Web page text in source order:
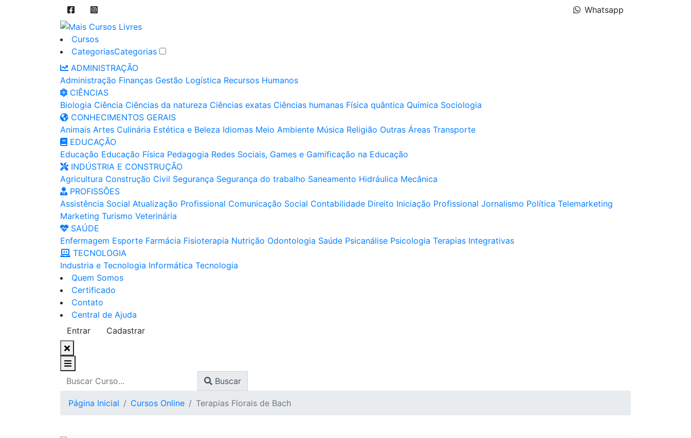
Whatsapp
Cursos
CategoriasCategorias
ADMINISTRAÇÃO
Administração Finanças Gestão Logística Recursos Humanos
CIÊNCIAS
Biologia Ciência Ciências da natureza Ciências exatas Ciências humanas Física quântica Química Sociologia
CONHECIMENTOS GERAIS
Animais Artes Culinária Estética e Beleza Idiomas Meio Ambiente Música Religião Outras Áreas Transporte
EDUCAÇÃO
Educação Educação Física Pedagogia Redes Sociais, Games e Gamificação na Educação
INDÚSTRIA E CONSTRUÇÃO
Agricultura Construção Civil Segurança Segurança do trabalho Saneamento Hidráulica Mecânica
PROFISSÕES
Assistência Social Atualização Profissional Comunicação Social Contabilidade Direito Iniciação Profissional Jornalismo Política Telemarketing
Marketing Turismo Veterinária
SAÚDE
Enfermagem Esporte Farmácia Fisioterapia Nutrição Odontologia Saúde Psicanálise Psicologia Terapias Integrativas
TECNOLOGIA
Industria e Tecnologia Informática Tecnologia
Quem Somos
Certificado
Contato
Central de Ajuda
Entrar
Cadastrar
Buscar
Página Inicial Cursos Online Terapias Florais de Bach